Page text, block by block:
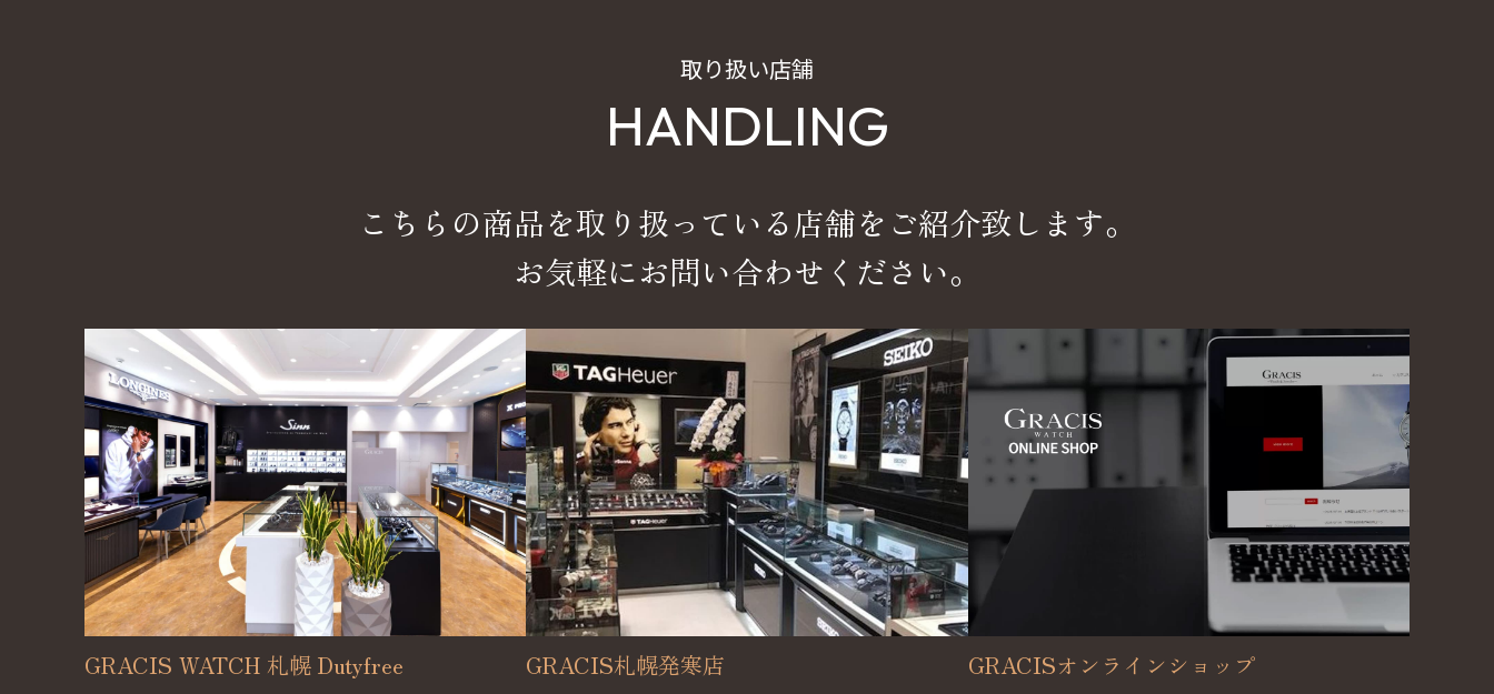
取り扱い店舗
HANDLING
こちらの商品を取り扱っている店舗をご紹介致します。
お気軽にお問い合わせください。
GRACIS WATCH 札幌 Dutyfree GRACIS札幌発寒店 GRACISオンラインショップ